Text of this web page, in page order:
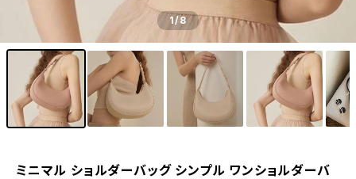
1/8
ミニマル ショルダーバッグ シンプル ワンショルダーバ